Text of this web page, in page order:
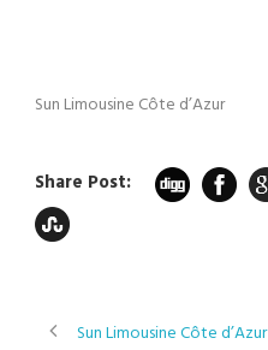
Sun Limousine Côte d’Azur
Share Post:
Sun Limousine Côte d’Azur